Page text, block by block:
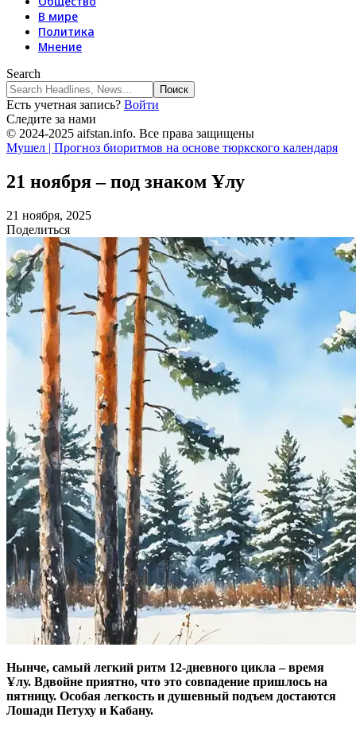
В мире
Политика
Мнение
Search
Есть учетная запись? Войти
Следите за нами
© 2024-2025 aifstan.info. Все права защищены
Мушел | Прогноз биоритмов на основе тюркского календаря
21 ноября – под знаком Ұлу
21 ноября, 2025
Поделиться
Нынче, самый легкий ритм 12-дневного цикла – время
Ұлу. Вдвойне приятно, что это совпадение пришлось на
пятницу. Особая легкость и душевный подъем достаются
Лошади Петуху и Кабану.